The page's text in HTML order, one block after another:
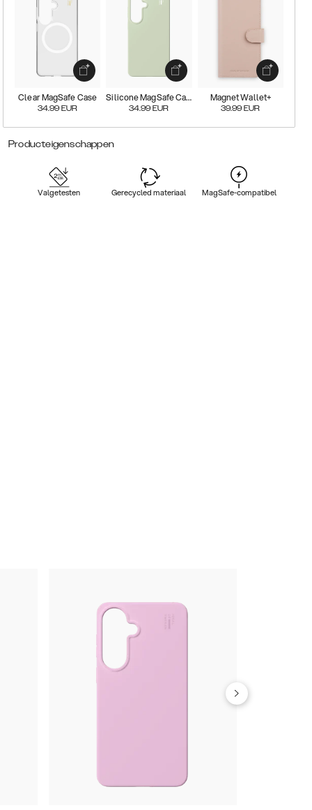
Clear MagSafe Case
34.99 EUR
Silicone MagSafe Case
34.99 EUR
Magnet Wallet+
39.99 EUR
Producteigenschappen
Valgetesten Gerecycled materiaal MagSafe-compatibel